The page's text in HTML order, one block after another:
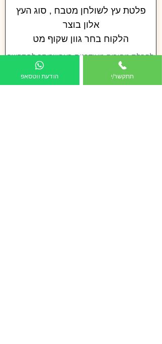
פלטת עץ לשולחן מטבח , סוג העץ
אלון בוצר
הלקוח בחר גוון שקוף מט
לקבלת מחירים מעודכנים באפשרותך להתקשר
הודעת ווטסאפ תתקשר/י